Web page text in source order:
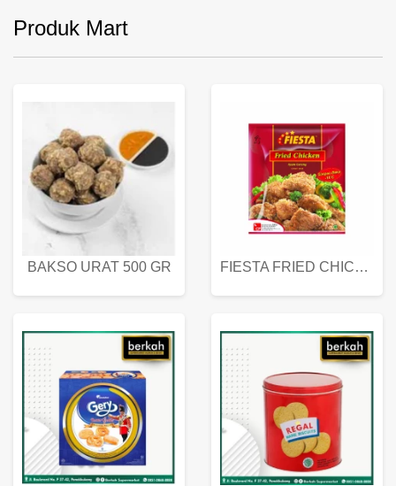
Produk Mart
BAKSO URAT 500 GR FIESTA FRIED CHICKEN 500 GR